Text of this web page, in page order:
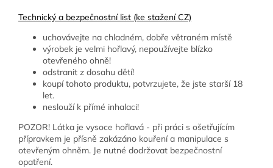
Technický a bezpečnostní list (ke stažení CZ)
uchovávejte na chladném, dobře větraném místě
výrobek je velmi hořlavý, nepoužívejte blízko
otevřeného ohně!
odstranit z dosahu dětí!
koupí tohoto produktu, potvrzujete, že jste starší 18
let.
neslouží k přímé inhalaci!
POZOR! Látka je vysoce hořlavá - při práci s ošetřujícím
přípravkem je přísně zakázáno kouření a manipulace s
otevřeným ohněm. Je nutné dodržovat bezpečnostní
opatření.